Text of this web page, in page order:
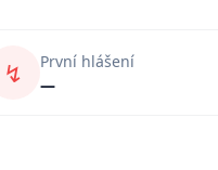
↯
První hlášení
—